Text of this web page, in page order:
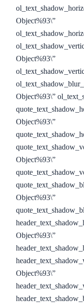
Object%93\”
Object%93\”
Object%93\”
Object%93\”
Object%93\”
Object%93\”
Object%93\”
Object%93\”